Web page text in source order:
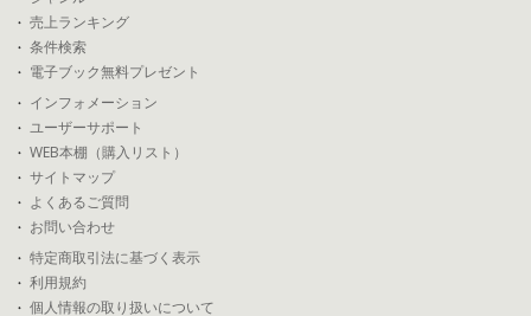
売上ランキング
条件検索
電子ブック無料プレゼント
インフォメーション
ユーザーサポート
WEB本棚（購入リスト）
サイトマップ
よくあるご質問
お問い合わせ
特定商取引法に基づく表示
利用規約
個人情報の取り扱いについて